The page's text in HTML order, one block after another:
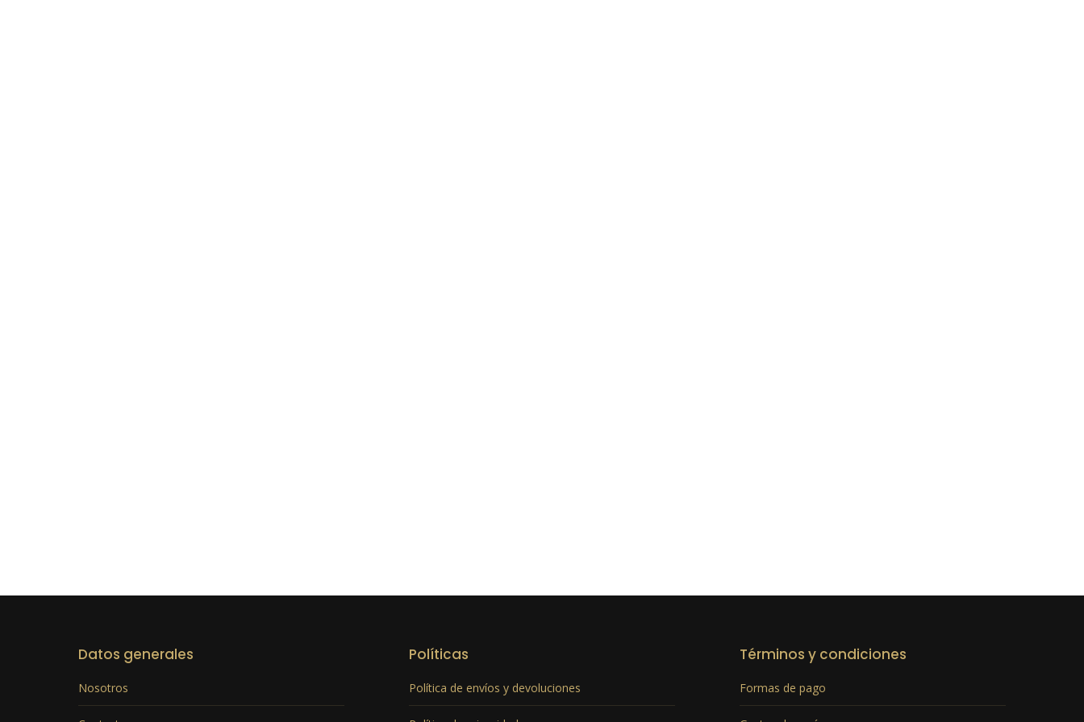
Datos generales
Nosotros
Políticas
Política de envíos y devoluciones
Términos y condiciones
Formas de pago